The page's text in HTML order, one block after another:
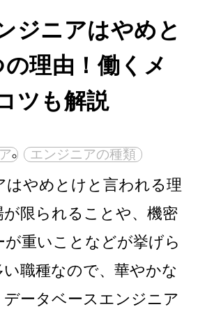
ジニアはやめと
理由！働くメ
ツも解説
エンジニアの種類
やめとけと言われる理
限られることや、機密
重いことなどが挙げら
職種なので、華やかな
ータベースエンジニア